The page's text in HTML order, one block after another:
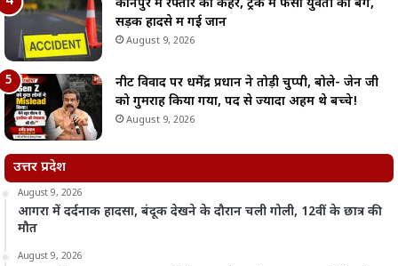
कानपुर में रफ्तार का कहर, ट्रक में फंसा युवती का बैग,
सड़क हादसे में गई जान
August 9, 2026
नीट विवाद पर धर्मेंद्र प्रधान ने तोड़ी चुप्पी, बोले- जेन जी
को गुमराह किया गया, पद से ज्यादा अहम थे बच्चे!
August 9, 2026
उत्तर प्रदेश
August 9, 2026
आगरा में दर्दनाक हादसा, बंदूक देखने के दौरान चली गोली, 12वीं के छात्र की
मौत
August 9, 2026